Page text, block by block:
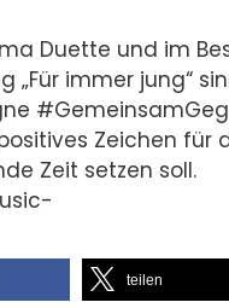
Duette und im
„Für immer jung“
Zeichen für
Zeit setzen soll.
teilen